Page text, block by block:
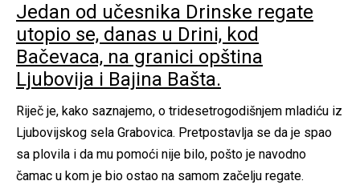
Jedan od učesnika Drinske regate
utopio se, danas u Drini, kod
Bačevaca, na granici opština
Ljubovija i Bajina Bašta.
Riječ je, kako saznajemo, o tridesetrogodišnjem mladiću iz
Ljubovijskog sela Grabovica. Pretpostavlja se da je spao
sa plovila i da mu pomoći nije bilo, pošto je navodno
čamac u kom je bio ostao na samom začelju regate.